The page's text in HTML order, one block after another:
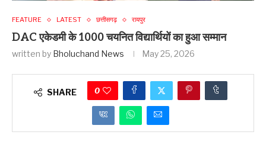
FEATURE LATEST छत्तीसगढ़ रायपुर
DAC एकेडमी के 1000 चयनित विद्यार्थियों का हुआ सम्मान
written by Bholuchand News May 25, 2026
SHARE 0